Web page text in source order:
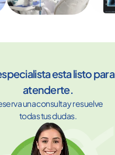
esta listo para
atenderte.
una consulta y resuelve
todas tus dudas.